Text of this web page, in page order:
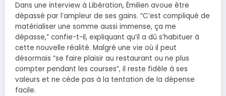
Dans une interview à Libération, Émilien avoue être
dépassé par l’ampleur de ses gains. “C’est compliqué de
matérialiser une somme aussi immense, ça me
dépasse,” confie-t-il, expliquant qu’il a dû s’habituer à
cette nouvelle réalité. Malgré une vie où il peut
désormais “se faire plaisir au restaurant ou ne plus
compter pendant les courses”, il reste fidèle à ses
valeurs et ne cède pas à la tentation de la dépense
facile.